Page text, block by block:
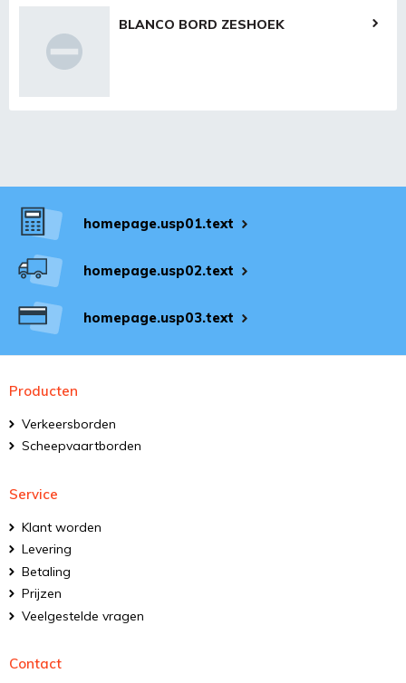
BLANCO BORD ZESHOEK
homepage.usp01.text
homepage.usp02.text
homepage.usp03.text
Producten
Verkeersborden
Scheepvaartborden
Service
Klant worden
Levering
Betaling
Prijzen
Veelgestelde vragen
Contact